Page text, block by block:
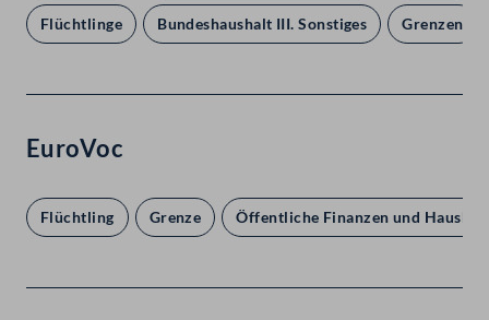
Flüchtlinge Bundeshaushalt III. Sonstiges Grenzen
EuroVoc
Flüchtling Grenze Öffentliche Finanzen und